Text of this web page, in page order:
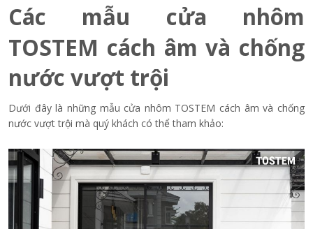
Các mẫu cửa nhôm
TOSTEM cách âm và chống
nước vượt trội
Dưới đây là những mẫu cửa nhôm TOSTEM cách âm và chống
nước vượt trội mà quý khách có thể tham khảo: